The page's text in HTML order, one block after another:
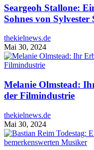
Seargeoh Stallone:
Sohnes von Sylvester
thekielnews.de
Mai 30, 2024
Melanie Olmstead:
der Filmindustrie
thekielnews.de
Mai 30, 2024